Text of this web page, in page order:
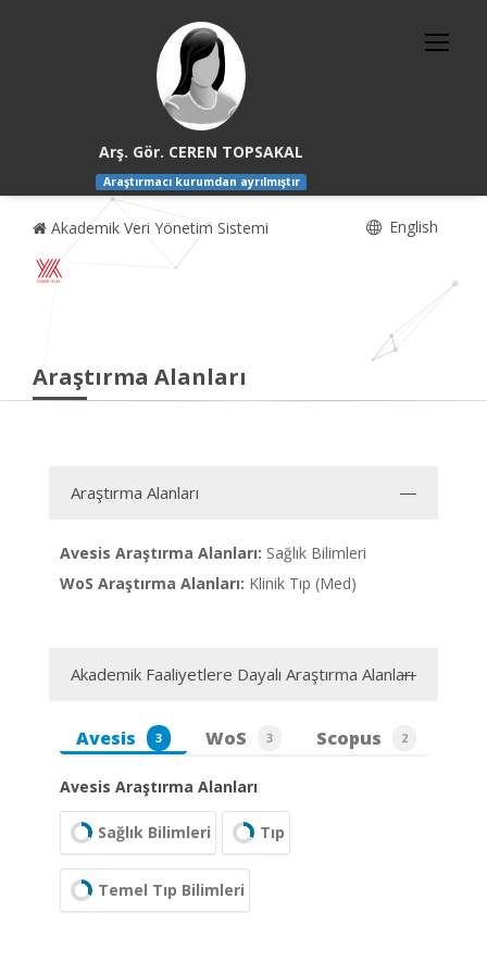
Arş. Gör. CEREN TOPSAKAL
Araştırmacı kurumdan ayrılmıştır
Akademik Veri Yönetim Sistemi English
Araştırma Alanları
Araştırma Alanları
Avesis Araştırma Alanları: Sağlık Bilimleri
WoS Araştırma Alanları: Klinik Tıp (Med)
Akademik Faaliyetlere Dayalı Araştırma Alanları
Avesis 3 WoS 3 Scopus 2
Avesis Araştırma Alanları
Sağlık Bilimleri Tıp
Temel Tıp Bilimleri